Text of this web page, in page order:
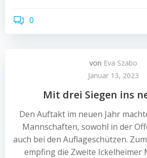
0
von Eva Szabo
Januar 13, 2023
Mit drei Siegen ins
Den Auftakt im neuen Jahr
Mannschaften, sowohl in der
auch bei den Auflageschützen.
empfing die Zweite Ickelheimer